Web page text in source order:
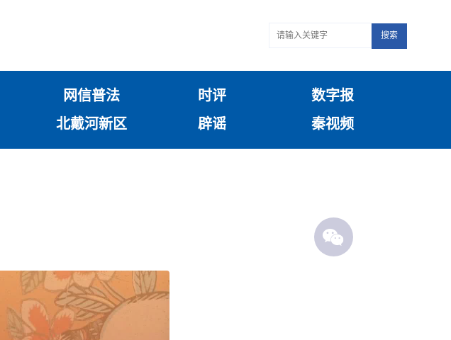
搜索
网信普法 时评
数字报
北戴河新区 辟谣 秦视频